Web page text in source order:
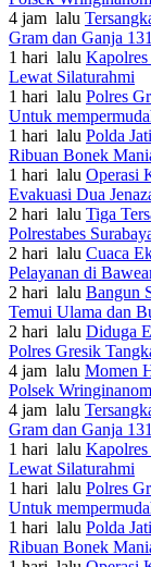
4 jam lalu
Gram dan Ganja
1 hari lalu
Lewat Silaturahmi
1 hari lalu Polres
Untuk
1 hari lalu Polda
Ribuan Bonek
1 hari lalu Operasi
Evakuasi Dua
2 hari lalu Tiga
Polrestabes
2 hari lalu Cuaca
Pelayanan di
2 hari lalu Bangun
Temui Ulama dan
2 hari lalu Diduga
Polres Gresik
4 jam lalu Momen
Polsek
4 jam lalu
Gram dan Ganja
1 hari lalu
Lewat Silaturahmi
1 hari lalu Polres
Untuk
1 hari lalu Polda
Ribuan Bonek